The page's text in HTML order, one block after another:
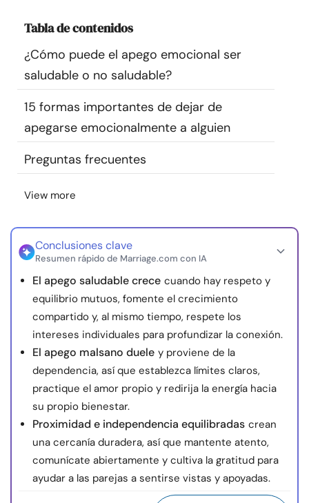
Encuentra un terapeuta
Idioma ES
Sobre nosotros Contáctanos Escríbenos
Publicidad con
nosotros
Tabla de contenidos
¿Cómo puede el apego emocional ser
saludable o no saludable?
15 formas importantes de dejar de
apegarse emocionalmente a alguien
Preguntas frecuentes
View more
Conclusiones clave
Resumen rápido de Marriage.com con IA
El apego saludable crece cuando hay respeto y
equilibrio mutuos, fomente el crecimiento
compartido y, al mismo tiempo, respete los
intereses individuales para profundizar la conexión.
El apego malsano duele y proviene de la
dependencia, así que establezca límites claros,
practique el amor propio y redirija la energía hacia
su propio bienestar.
Proximidad e independencia equilibradas crean
una cercanía duradera, así que mantente atento,
comunícate abiertamente y cultiva la gratitud para
ayudar a las parejas a sentirse vistas y apoyadas.